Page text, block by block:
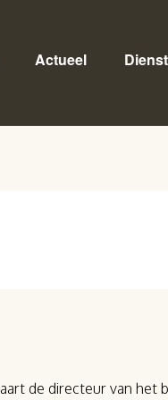
Actueel
de directeur van het